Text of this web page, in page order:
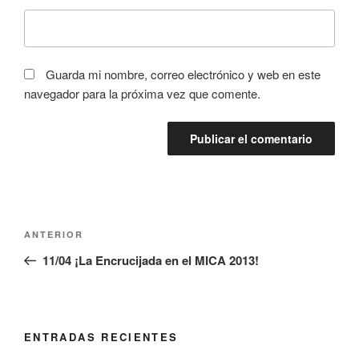
Guarda mi nombre, correo electrónico y web en este
navegador para la próxima vez que comente.
entradas
Entrada
anterior:
ANTERIOR
11/04 ¡La Encrucijada en el MICA 2013!
ENTRADAS RECIENTES